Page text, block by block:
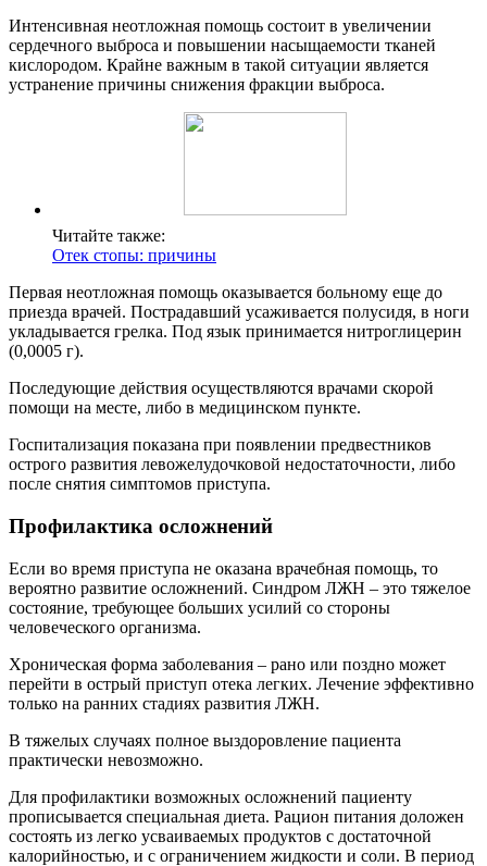
Интенсивная неотложная помощь состоит в увеличении
сердечного выброса и повышении насыщаемости тканей
кислородом. Крайне важным в такой ситуации является
устранение причины снижения фракции выброса.
Читайте также:
Отек стопы: причины
Первая неотложная помощь оказывается больному еще до
приезда врачей. Пострадавший усаживается полусидя, в ноги
укладывается грелка. Под язык принимается нитроглицерин
(0,0005 г).
Последующие действия осуществляются врачами скорой
помощи на месте, либо в медицинском пункте.
Госпитализация показана при появлении предвестников
острого развития левожелудочковой недостаточности, либо
после снятия симптомов приступа.
Профилактика осложнений
Если во время приступа не оказана врачебная помощь, то
вероятно развитие осложнений. Синдром ЛЖН – это тяжелое
состояние, требующее больших усилий со стороны
человеческого организма.
Хроническая форма заболевания – рано или поздно может
перейти в острый приступ отека легких. Лечение эффективно
только на ранних стадиях развития ЛЖН.
В тяжелых случаях полное выздоровление пациента
практически невозможно.
Для профилактики возможных осложнений пациенту
прописывается специальная диета. Рацион питания доложен
состоять из легко усваиваемых продуктов с достаточной
калорийностью, и с ограничением жидкости и соли. В период